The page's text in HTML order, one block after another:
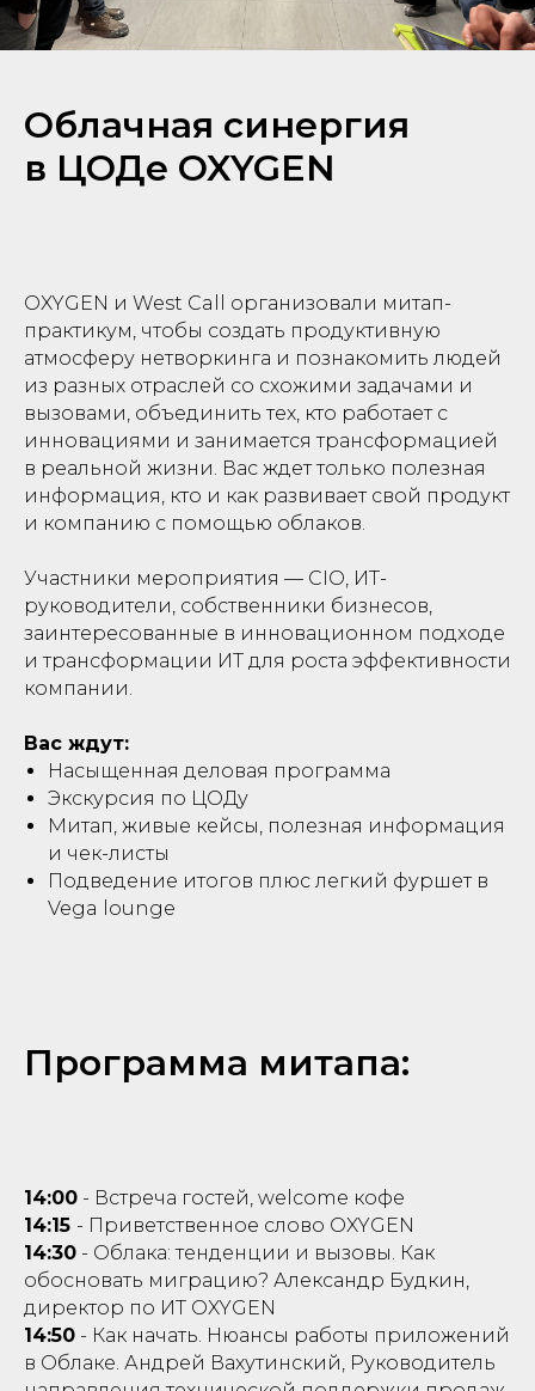
Облачная синергия
в ЦОДе OXYGEN
OXYGEN и West Call организовали митап-
практикум, чтобы создать продуктивную
атмосферу нетворкинга и познакомить людей
из разных отраслей со схожими задачами и
вызовами, объединить тех, кто работает с
инновациями и занимается трансформацией
в реальной жизни. Вас ждет только полезная
информация, кто и как развивает свой продукт
и компанию с помощью облаков.
Участники мероприятия — CIO, ИТ-
руководители, собственники бизнесов,
заинтересованные в инновационном подходе
и трансформации ИТ для роста эффективности
компании.
Вас ждут:
Насыщенная деловая программа
Экскурсия по ЦОДу
Митап, живые кейсы, полезная информация
и чек-листы
Подведение итогов плюс легкий фуршет в
Vega lounge
Программа митапа:
14:00 - Встреча гостей, welcome кофе
14:15 - Приветственное слово OXYGEN
14:30 - Облака: тенденции и вызовы. Как
обосновать миграцию? Александр Будкин,
директор по ИТ OXYGEN
14:50 - Как начать. Нюансы работы приложений
в Облаке. Андрей Вахутинский, Руководитель